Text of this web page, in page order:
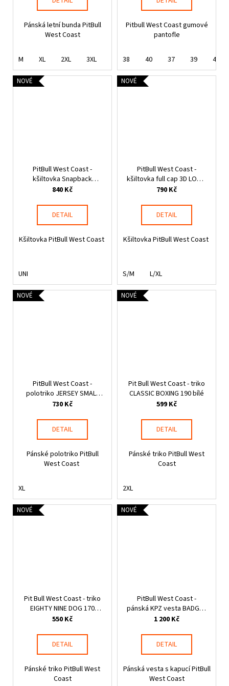
Pánská letní bunda PitBull
West Coast
M XL 2XL 3XL
Pitbull West Coast gumové
pantofle
38 40 37 39 41
NOVÉ
PitBull West Coast -
kšiltovka Snapback
SEASCAPE červená
840 Kč
DETAIL
Kšiltovka PitBull West Coast
UNI
NOVÉ
PitBull West Coast -
kšiltovka full cap 3D LOGO
černá
790 Kč
DETAIL
Kšiltovka PitBull West Coast
S/M L/XL
NOVÉ
PitBull West Coast -
polotriko JERSEY SMALL
LOGO černé
730 Kč
DETAIL
Pánské polotriko PitBull
West Coast
XL
NOVÉ
Pit Bull West Coast - triko
CLASSIC BOXING 190 bílé
599 Kč
DETAIL
Pánské triko PitBull West
Coast
2XL
NOVÉ
Pit Bull West Coast - triko
EIGHTY NINE DOG 170
černé
550 Kč
DETAIL
Pánské triko PitBull West
Coast
NOVÉ
PitBull West Coast -
pánská KPZ vesta BADGER
šedý melír
1 200 Kč
DETAIL
Pánská vesta s kapucí PitBull
West Coast